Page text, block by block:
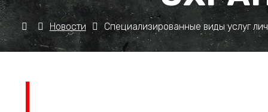
Новости Специализированные виды услуг